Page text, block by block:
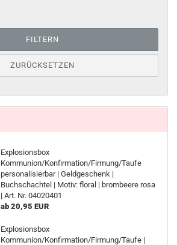
FILTERN
ZURÜCKSETZEN
Explosionsbox
Kommunion/Konfirmation/Firmung/Taufe
personalisierbar | Geldgeschenk |
Buchschachtel | Motiv: floral | brombeere rosa
| Art. Nr. 04020401
ab 20,95 EUR
Explosionsbox
Kommunion/Konfirmation/Firmung/Taufe |